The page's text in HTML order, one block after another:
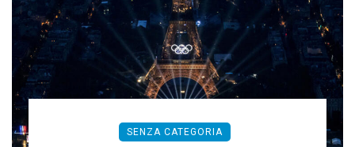
SENZA CATEGORIA